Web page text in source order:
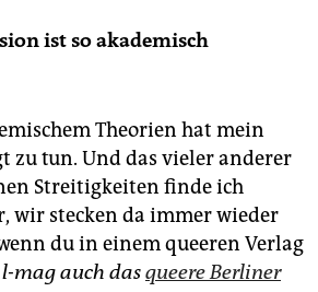
ist so akademisch
Theorien hat mein
zu tun. Und das vieler anderer
Streitigkeiten finde ich
wir stecken da immer wieder
du in einem queeren Verlag
mag auch dasqueere Berliner